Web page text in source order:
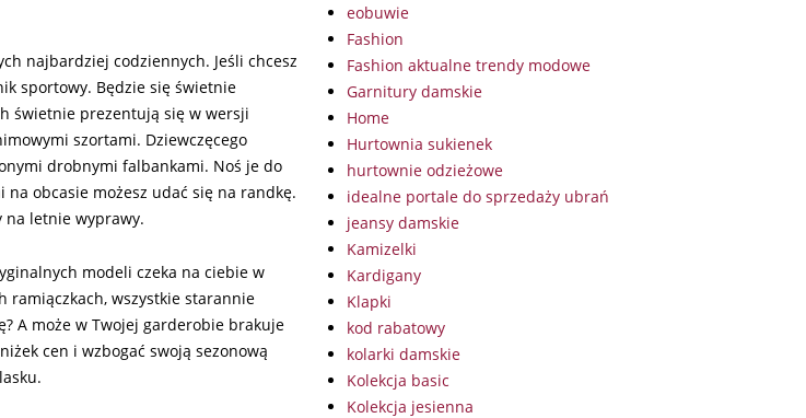
najbardziej codziennych. Jeśli chcesz
sportowy. Będzie się świetnie
świetnie prezentują się w wersji
szortami. Dziewczęcego
drobnymi falbankami. Noś je do
obcasie możesz udać się na randkę.
na letnie wyprawy.
modeli czeka na ciebie w
ramiączkach, wszystkie starannie
A może w Twojej garderobie brakuje
cen i wzbogać swoją sezonową
eobuwie
Fashion
Fashion aktualne trendy modowe
Garnitury damskie
Home
Hurtownia sukienek
hurtownie odzieżowe
idealne portale do sprzedaży ubrań
jeansy damskie
Kamizelki
Kardigany
Klapki
kod rabatowy
kolarki damskie
Kolekcja basic
Kolekcja jesienna